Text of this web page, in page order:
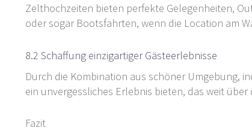
Zelthochzeiten bieten perfekte Gelegenheiten,
oder sogar Bootsfahrten, wenn die Location am
8.2 Schaffung einzigartiger Gästeerlebnisse
Durch die Kombination aus schöner Umgebung,
ein unvergessliches Erlebnis bieten, das weit
Fazit